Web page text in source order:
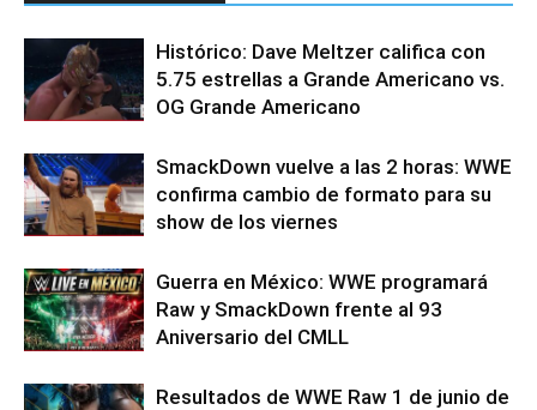
Histórico: Dave Meltzer califica con
5.75 estrellas a Grande Americano vs.
OG Grande Americano
SmackDown vuelve a las 2 horas: WWE
confirma cambio de formato para su
show de los viernes
Guerra en México: WWE programará
Raw y SmackDown frente al 93
Aniversario del CMLL
Resultados de WWE Raw 1 de junio de